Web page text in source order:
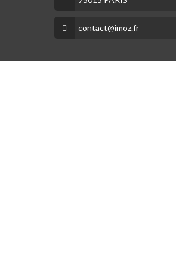
contact@imoz.fr